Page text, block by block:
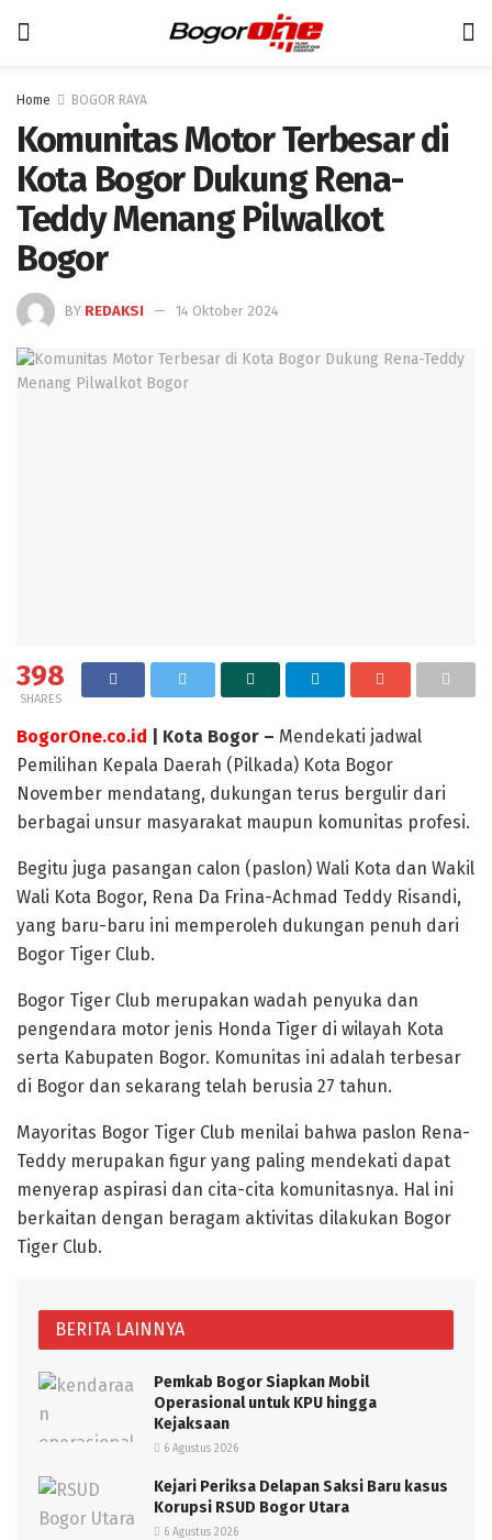
Home BOGOR RAYA
Komunitas Motor Terbesar di
Kota Bogor Dukung Rena-
Teddy Menang Pilwalkot
Bogor
BY REDAKSI 14 Oktober 2024
398
SHARES
BogorOne.co.id | Kota Bogor – Mendekati jadwal
Pemilihan Kepala Daerah (Pilkada) Kota Bogor
November mendatang, dukungan terus bergulir dari
berbagai unsur masyarakat maupun komunitas profesi.
Begitu juga pasangan calon (paslon) Wali Kota dan Wakil
Wali Kota Bogor, Rena Da Frina-Achmad Teddy Risandi,
yang baru-baru ini memperoleh dukungan penuh dari
Bogor Tiger Club.
Bogor Tiger Club merupakan wadah penyuka dan
pengendara motor jenis Honda Tiger di wilayah Kota
serta Kabupaten Bogor. Komunitas ini adalah terbesar
di Bogor dan sekarang telah berusia 27 tahun.
Mayoritas Bogor Tiger Club menilai bahwa paslon Rena-
Teddy merupakan figur yang paling mendekati dapat
menyerap aspirasi dan cita-cita komunitasnya. Hal ini
berkaitan dengan beragam aktivitas dilakukan Bogor
Tiger Club.
BERITA LAINNYA
Pemkab Bogor Siapkan Mobil
Operasional untuk KPU hingga
Kejaksaan
6 Agustus 2026
Kejari Periksa Delapan Saksi Baru kasus
Korupsi RSUD Bogor Utara
6 Agustus 2026